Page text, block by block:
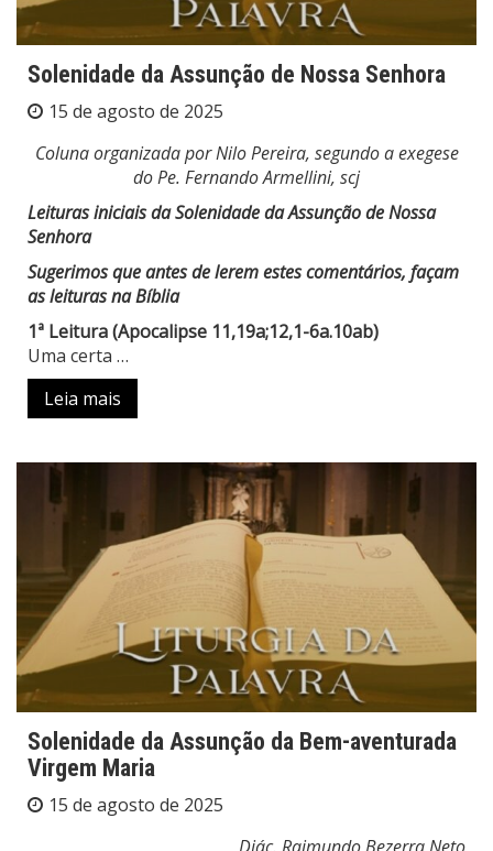
Solenidade da Assunção de Nossa Senhora
15 de agosto de 2025
Coluna organizada por Nilo Pereira, segundo a exegese
do Pe. Fernando Armellini, scj
Leituras iniciais da Solenidade da Assunção de Nossa
Senhora
Sugerimos que antes de lerem estes comentários, façam
as leituras na Bíblia
1ª Leitura (Apocalipse 11,19a;12,1-6a.10ab)
Uma certa …
Leia mais
Solenidade da Assunção da Bem-aventurada
Virgem Maria
15 de agosto de 2025